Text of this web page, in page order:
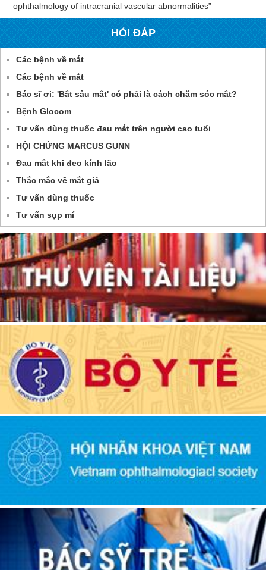
ophthalmology of intracranial vascular abnormalities”
HỎI ĐÁP
Các bệnh về mắt
Các bệnh về mắt
Bác sĩ ơi: 'Bắt sâu mắt' có phải là cách chăm sóc mắt?
Bệnh Glocom
Tư vấn dùng thuốc đau mắt trên người cao tuổi
HỘI CHỨNG MARCUS GUNN
Đau mắt khi đeo kính lão
Thắc mắc về mắt giả
Tư vấn dùng thuốc
Tư vấn sụp mí